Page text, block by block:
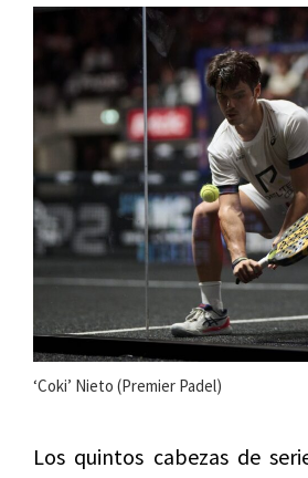
‘Coki’ Nieto (Premier Padel)
Los quintos cabezas de